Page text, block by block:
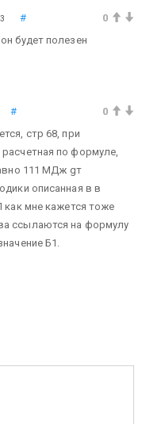
#
0
будет полезен
#
0
стр 68, при
по формуле,
111 МДж gт
описанная в в
мне кажется тоже
ссылаются на формулу
Б1.